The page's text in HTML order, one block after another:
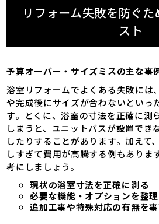
リフォーム失敗を防ぐ
スト
予算オーバー・サイズミスの主な事
浴室リフォームでよくある失敗には
や完成後にサイズが合わないといっ
す。とくに、浴室の寸法を正確に測
しまうと、ユニットバスが設置でき
したりすることがあります。加えて
しすぎて費用が高騰する例もありま
考にしましょう。
現状の浴室寸法を正確に測る
必要な機能・オプションを整
追加工事や特殊対応の有無を